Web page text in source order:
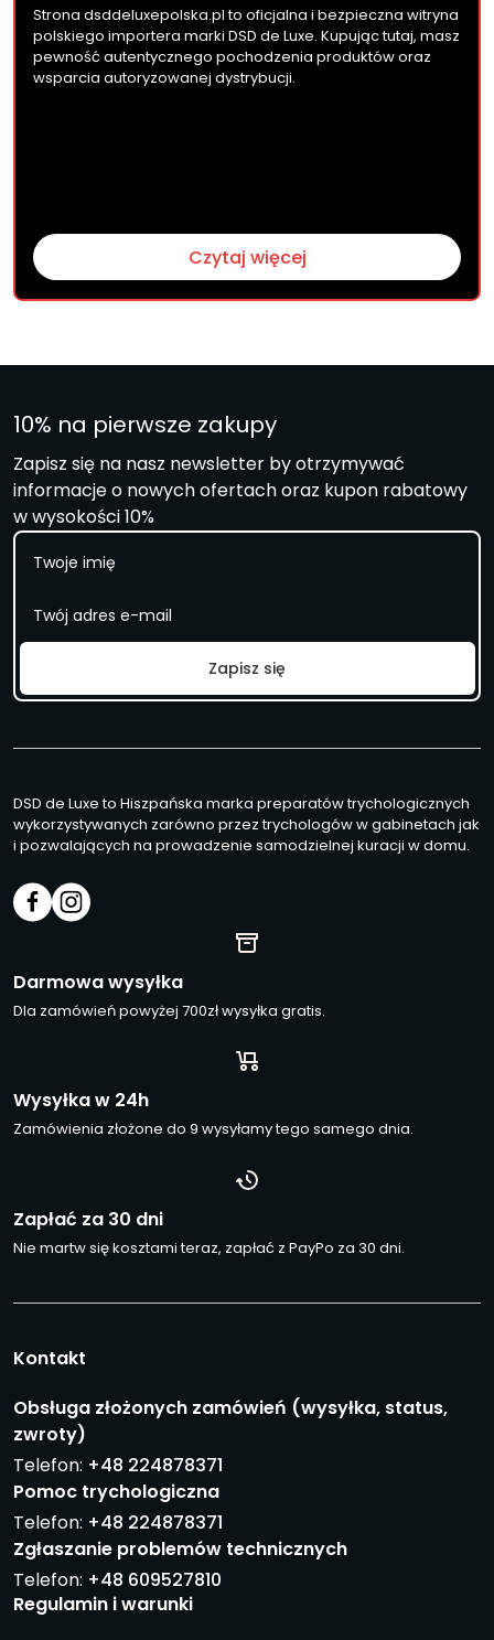
Strona dsddeluxepolska.pl to oficjalna i bezpieczna witryna
polskiego importera marki DSD de Luxe. Kupując tutaj, masz
pewność autentycznego pochodzenia produktów oraz
wsparcia autoryzowanej dystrybucji.
Czytaj więcej
10% na pierwsze zakupy
Zapisz się na nasz newsletter by otrzymywać
informacje o nowych ofertach oraz kupon rabatowy
w wysokości 10%
m
m
a
l
*
Zapisz się
DSD de Luxe to Hiszpańska marka preparatów trychologicznych
wykorzystywanych zarówno przez trychologów w gabinetach jak
i pozwalających na prowadzenie samodzielnej kuracji w domu.
Darmowa wysyłka
Dla zamówień powyżej 700zł wysyłka gratis.
Wysyłka w 24h
Zamówienia złożone do 9 wysyłamy tego samego dnia.
Zapłać za 30 dni
Nie martw się kosztami teraz, zapłać z PayPo za 30 dni.
Kontakt
Obsługa złożonych zamówień (wysyłka, status,
zwroty)
Telefon: +48 224878371
Pomoc trychologiczna
Telefon: +48 224878371
Zgłaszanie problemów technicznych
Telefon: +48 609527810
Regulamin i warunki